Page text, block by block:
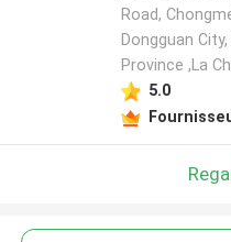
Road,
Dongguan
Province ,La
5.0